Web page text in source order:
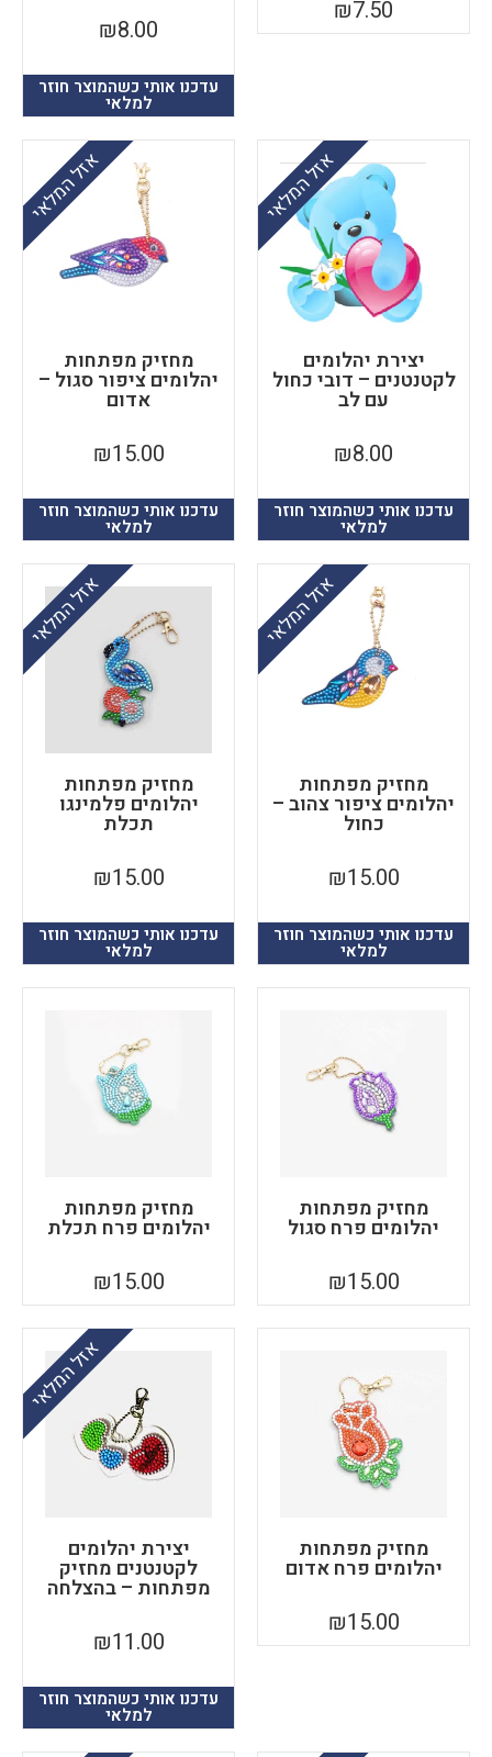
₪7.50
₪8.00
עדכנו אותי כשהמוצר חוזר
למלאי
אזל המלאי
יצירת יהלומים
– דובי כחול
עם לב
₪8.00
עדכנו אותי כשהמוצר חוזר
למלאי
אזל המלאי
מחזיק מפתחות
יהלומים ציפור סגול –
אדום
₪15.00
עדכנו אותי כשהמוצר חוזר
למלאי
אזל המלאי
מחזיק מפתחות
יהלומים ציפור צהוב –
כחול
₪15.00
עדכנו אותי כשהמוצר חוזר
למלאי
אזל המלאי
מחזיק מפתחות
יהלומים פלמינגו
תכלת
₪15.00
עדכנו אותי כשהמוצר חוזר
למלאי
מחזיק מפתחות
יהלומים פרח סגול
₪15.00
מחזיק מפתחות
יהלומים פרח תכלת
₪15.00
מחזיק מפתחות
יהלומים פרח אדום
₪15.00
אזל המלאי
יצירת יהלומים
לקטנטנים מחזיק
מפתחות – בהצלחה
₪11.00
עדכנו אותי כשהמוצר חוזר
למלאי